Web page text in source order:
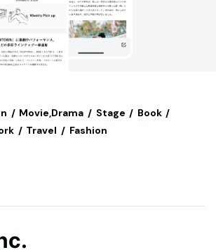
Movie,Drama Stage
Book
Travel Fashion